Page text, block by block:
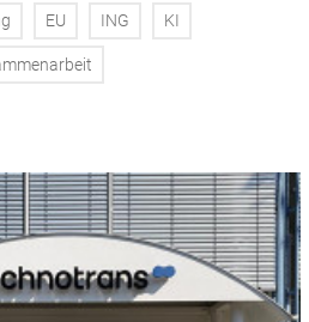
EU ING KI